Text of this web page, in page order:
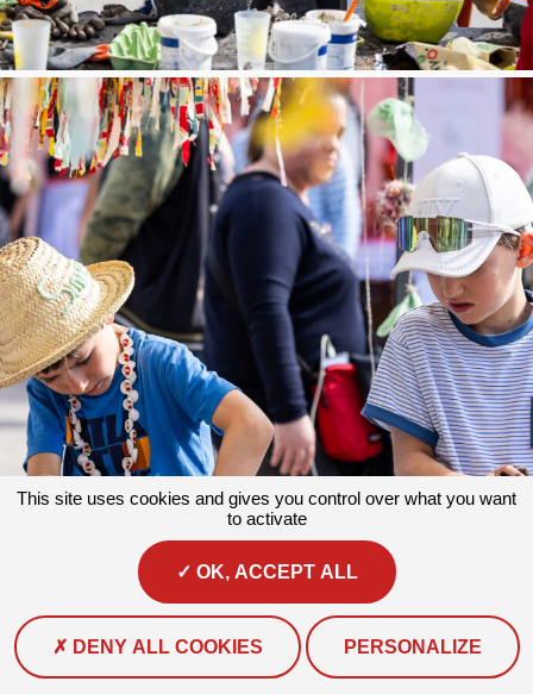
This site uses cookies and gives you control over what you want
to activate
OK, ACCEPT ALL
DENY ALL COOKIES PERSONALIZE